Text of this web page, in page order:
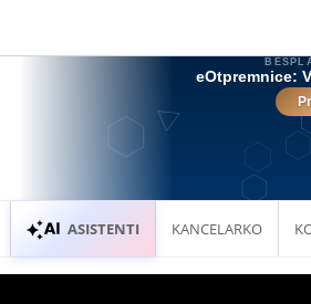
ASISTENTI KANCELARKO